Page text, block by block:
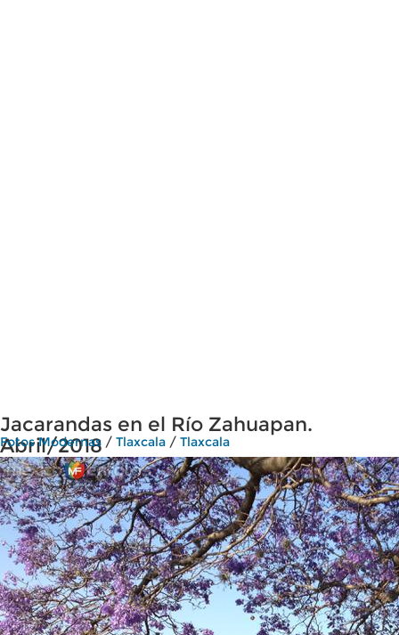
Jacarandas en el Río Zahuapan.
Abril/2018
Fotos Modernas / Tlaxcala / Tlaxcala